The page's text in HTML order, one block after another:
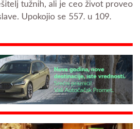
tužnih, ali je ceo život proveo
Upokojio se 557. u 109.